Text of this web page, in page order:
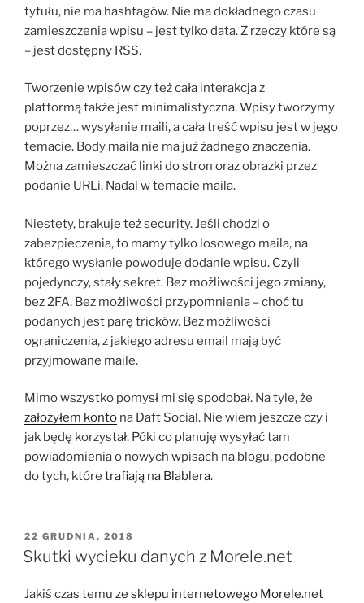
tytułu, nie ma hashtagów. Nie ma dokładnego czasu
zamieszczenia wpisu – jest tylko data. Z rzeczy które są
– jest dostępny RSS.
Tworzenie wpisów czy też cała interakcja z
platformą także jest minimalistyczna. Wpisy tworzymy
poprzez… wysyłanie maili, a cała treść wpisu jest w jego
temacie. Body maila nie ma już żadnego znaczenia.
Można zamieszczać linki do stron oraz obrazki przez
podanie URLi. Nadal w temacie maila.
Niestety, brakuje też security. Jeśli chodzi o
zabezpieczenia, to mamy tylko losowego maila, na
którego wysłanie powoduje dodanie wpisu. Czyli
pojedynczy, stały sekret. Bez możliwości jego zmiany,
bez 2FA. Bez możliwości przypomnienia – choć tu
podanych jest parę tricków. Bez możliwości
ograniczenia, z jakiego adresu email mają być
przyjmowane maile.
Mimo wszystko pomysł mi się spodobał. Na tyle, że
założyłem konto na Daft Social. Nie wiem jeszcze czy i
jak będę korzystał. Póki co planuję wysyłać tam
powiadomienia o nowych wpisach na blogu, podobne
do tych, które trafiają na Blablera.
OPUBLIKOWANE
W
22 GRUDNIA, 2018
Skutki wycieku danych z Morele.net
Jakiś czas temu ze sklepu internetowego Morele.net